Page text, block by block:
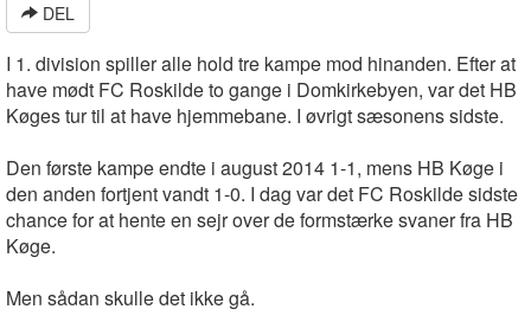
DEL
I 1. division spiller alle hold tre kampe mod hinanden. Efter at
have mødt FC Roskilde to gange i Domkirkebyen, var det HB
Køges tur til at have hjemmebane. I øvrigt sæsonens sidste.
Den første kampe endte i august 2014 1-1, mens HB Køge i
den anden fortjent vandt 1-0. I dag var det FC Roskilde sidste
chance for at hente en sejr over de formstærke svaner fra HB
Køge.
Men sådan skulle det ikke gå.